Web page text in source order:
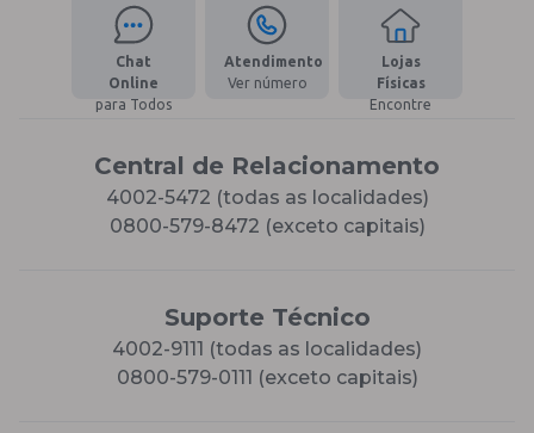
Chat
Online
para Todos
Atendimento
Ver número
Lojas
Físicas
Encontre
Central de Relacionamento
4002-5472 (todas as localidades)
0800-579-8472 (exceto capitais)
Suporte Técnico
4002-9111 (todas as localidades)
0800-579-0111 (exceto capitais)